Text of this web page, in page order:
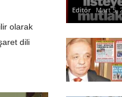
olarak
dili
Editör Mart 5,